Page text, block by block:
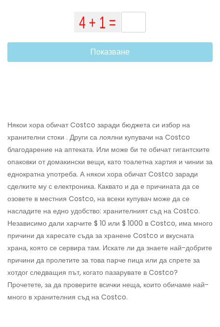
Показване
Някои хора обичат Costco заради бюджета си избор на
хранителни стоки . Други са лоялни купувачи на Costco
благодарение на аптеката. Или може би те обичат гигантските
опаковки от домакински вещи, като тоалетна хартия и чинии за
еднократна употреба. А някои хора обичат Costco заради
сделките му с електроника. Каквато и да е причината да се
озовете в местния Costco, на всеки купувач може да се
насладите на едно удобство: хранителният съд на Costco.
Независимо дали харчите $ 10 или $ 1000 в Costco, има много
причини да харесате съда за хранене Costco и вкусната
храна, която се сервира там. Искате ли да знаете най-добрите
причини да пролетите за това парче пица или да спрете за
хотдог следващия път, когато пазарувате в Costco?
Прочетете, за да проверите всички неща, които обичаме най-
много в хранителния съд на Costco.